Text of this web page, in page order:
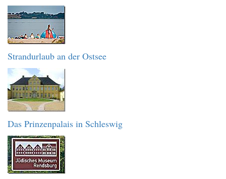
Strandurlaub an der Ostsee
Das Prinzenpalais in Schleswig